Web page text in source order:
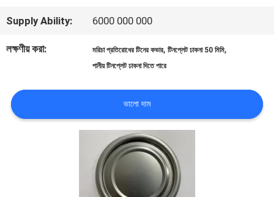
মামলা
Supply Ability: 6000 000 000
লক্ষণীয় করা: মরিচা প্রতিরোধের টিনের কভার,টিনপ্লেট ঢাকনা 50 মিমি,
পানীয় টিনপ্লেট ঢাকনা দিতে পারে
ভালো দাম